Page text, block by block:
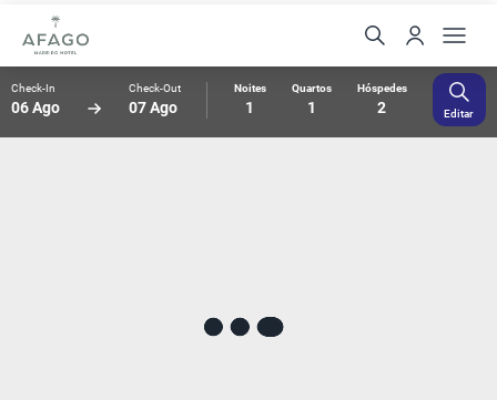
Check-In
06 Ago
Check-Out
07 Ago
Noites
1
Quartos
1
Hóspedes
2 Editar